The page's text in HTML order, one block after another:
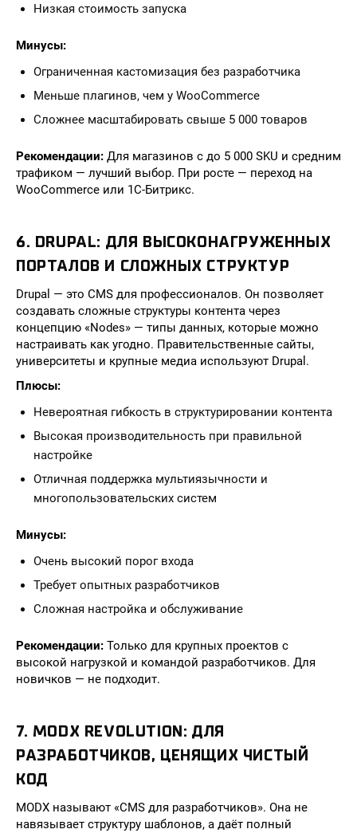
Низкая стоимость запуска
Минусы:
Ограниченная кастомизация без разработчика
Меньше плагинов, чем у WooCommerce
Сложнее масштабировать свыше 5 000 товаров
Рекомендации: Для магазинов с до 5 000 SKU и средним
трафиком — лучший выбор. При росте — переход на
WooCommerce или 1С-Битрикс.
6. DRUPAL: ДЛЯ ВЫСОКОНАГРУЖЕННЫХ
ПОРТАЛОВ И СЛОЖНЫХ СТРУКТУР
Drupal — это CMS для профессионалов. Он позволяет
создавать сложные структуры контента через
концепцию «Nodes» — типы данных, которые можно
настраивать как угодно. Правительственные сайты,
университеты и крупные медиа используют Drupal.
Плюсы:
Невероятная гибкость в структурировании контента
Высокая производительность при правильной
настройке
Отличная поддержка мультиязычности и
многопользовательских систем
Минусы:
Очень высокий порог входа
Требует опытных разработчиков
Сложная настройка и обслуживание
Рекомендации: Только для крупных проектов с
высокой нагрузкой и командой разработчиков. Для
новичков — не подходит.
7. MODX REVOLUTION: ДЛЯ
РАЗРАБОТЧИКОВ, ЦЕНЯЩИХ ЧИСТЫЙ
КОД
MODX называют «CMS для разработчиков». Она не
навязывает структуру шаблонов, а даёт полный